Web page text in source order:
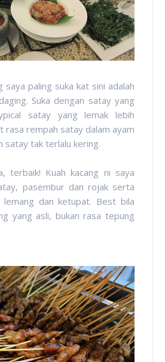
saya paling suka kat sini adalah
Suka dengan satay yang
satay yang lemak lebih
rasa rempah satay dalam ayam
satay tak terlalu kering.
terbaik! Kuah kacang ni saya
pasembur dan rojak serta
lemang dan ketupat. Best bila
yang asli, bukan rasa tepung